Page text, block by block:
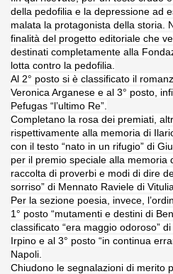
della pedofilia e la depressione ad
malata la protagonista della storia.
finalità del progetto editoriale che
destinati completamente alla
lotta contro la pedofilia.
Al 2° posto si è classificato il
Veronica Arganese e al 3° posto,
Pefugas “l’ultimo Re”.
Completano la rosa dei premiati,
rispettivamente alla memoria di
con il testo “nato in un rifugio” di
per il premio speciale alla memoria
raccolta di proverbi e modi di dire
sorriso” di Mennato Raviele di
Per la sezione poesia, invece,
1° posto “mutamenti e destini di
classificato “era maggio odoroso”
Irpino e al 3° posto “in continua
Napoli.
Chiudono le segnalazioni di merito
- 5° Concorso (25-
2013)
Tradizione e fede"- 9°
MEDIOEVO (F. Squeo - 13-10-